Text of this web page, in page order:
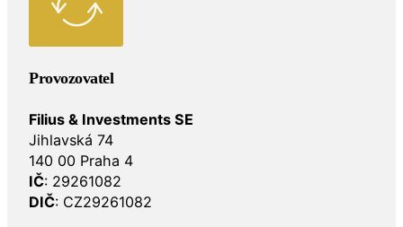
Provozovatel
Filius & Investments SE
Jihlavská 74
140 00 Praha 4
IČ: 29261082
DIČ: CZ29261082